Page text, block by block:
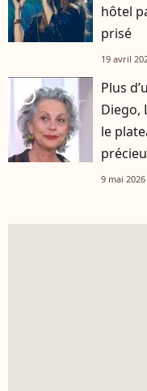
hôtel
prisé
19 avril
player2
Plus
Diego,
le
9 mai 2026